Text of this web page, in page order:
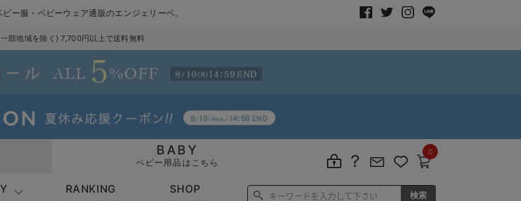
ー服・ベビーウェア通販のエンジェリーベ。
部地域を除く) 7,700円以上で送料無料
BABY
ベビー用品はこちら
0
RANKING SHOP